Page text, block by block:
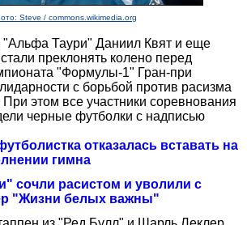
Steve / commons.wikimedia.org
"Альфа Таури" Даниил Квят и еще
преклонять колено перед
"Формулы-1" Гран-при
с борьбой против расизма
этом все участники соревнования
черные футболки с надписью
отказалась вставать на
гимна
сочли расистом и уволили с
"Жизни белых важны"